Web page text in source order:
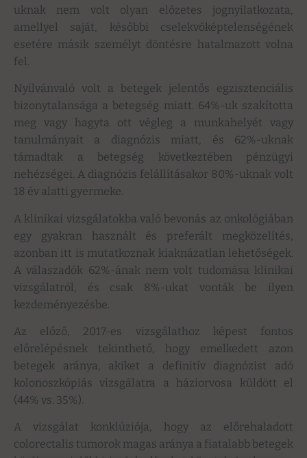
uknak nem volt olyan előzetes jognyilatkozata,
amellyel saját, későbbi cselekvőképtelenségének
esetére másik személyt döntésre hatalmazott volna
fel.
Nyilvánvaló volt a betegek jelentős egzisztenciális
bizonytalansága a betegség miatt. 64%-uk szakította
meg vagy hagyta ott végleg a munkahelyét vagy
tanulmányait a diagnózis miatt, és 62%-uknak
támadtak a betegség következtében pénzügyi
nehézségei. A diagnózis felállításakor 80%-uknak volt
18 év alatti gyermeke.
A klinikai vizsgálatokba való bevonás az onkológiában
egy gyakran használt és preferált megközelítés,
azonban itt is mutatkoznak kiaknázatlan lehetőségek.
A válaszadók 62%-ának nem volt tudomása klinikai
vizsgálatról, és csak 8%-ukat vonták be ilyen
kezdeményezésbe.
Az előző, 2017-es vizsgálathoz képest fontos
előrelépésnek tekinthető, hogy emelkedett azon
betegek aránya, akiket a definitív diagnózist adó
kolonoszkópiás vizsgálatra a háziorvosa küldött el
(44% vs. 35%).
A vizsgálat konklúziója, hogy az előrehaladott
colorectalis tumorok magas aránya a fiatalabb betegek